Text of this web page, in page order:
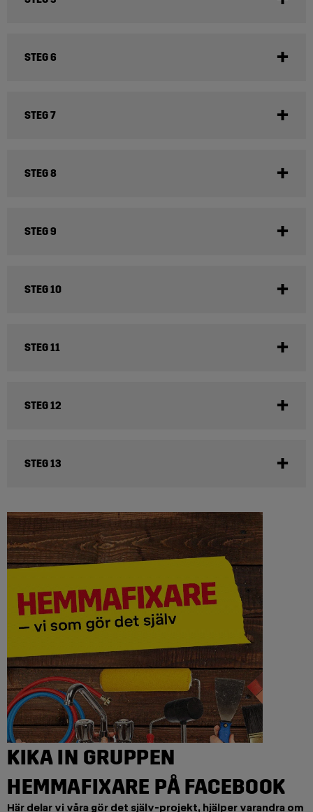
STEG 6
STEG 7
STEG 8
STEG 9
STEG 10
STEG 11
STEG 12
STEG 13
KIKA IN GRUPPEN
HEMMAFIXARE PÅ FACEBOOK
Här delar vi våra gör det själv-projekt, hjälper varandra om